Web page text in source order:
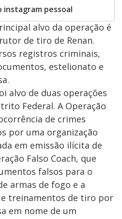
instagram pessoal
alvo da operação é
de tiro de Renan.
registros criminais,
estelionato e
alvo de duas operações
Federal. A Operação
de crimes
por uma organização
em emissão ilícita de
Falso Coach, que
falsos para o
armas de fogo e a
treinamentos de tiro por
em nome de um